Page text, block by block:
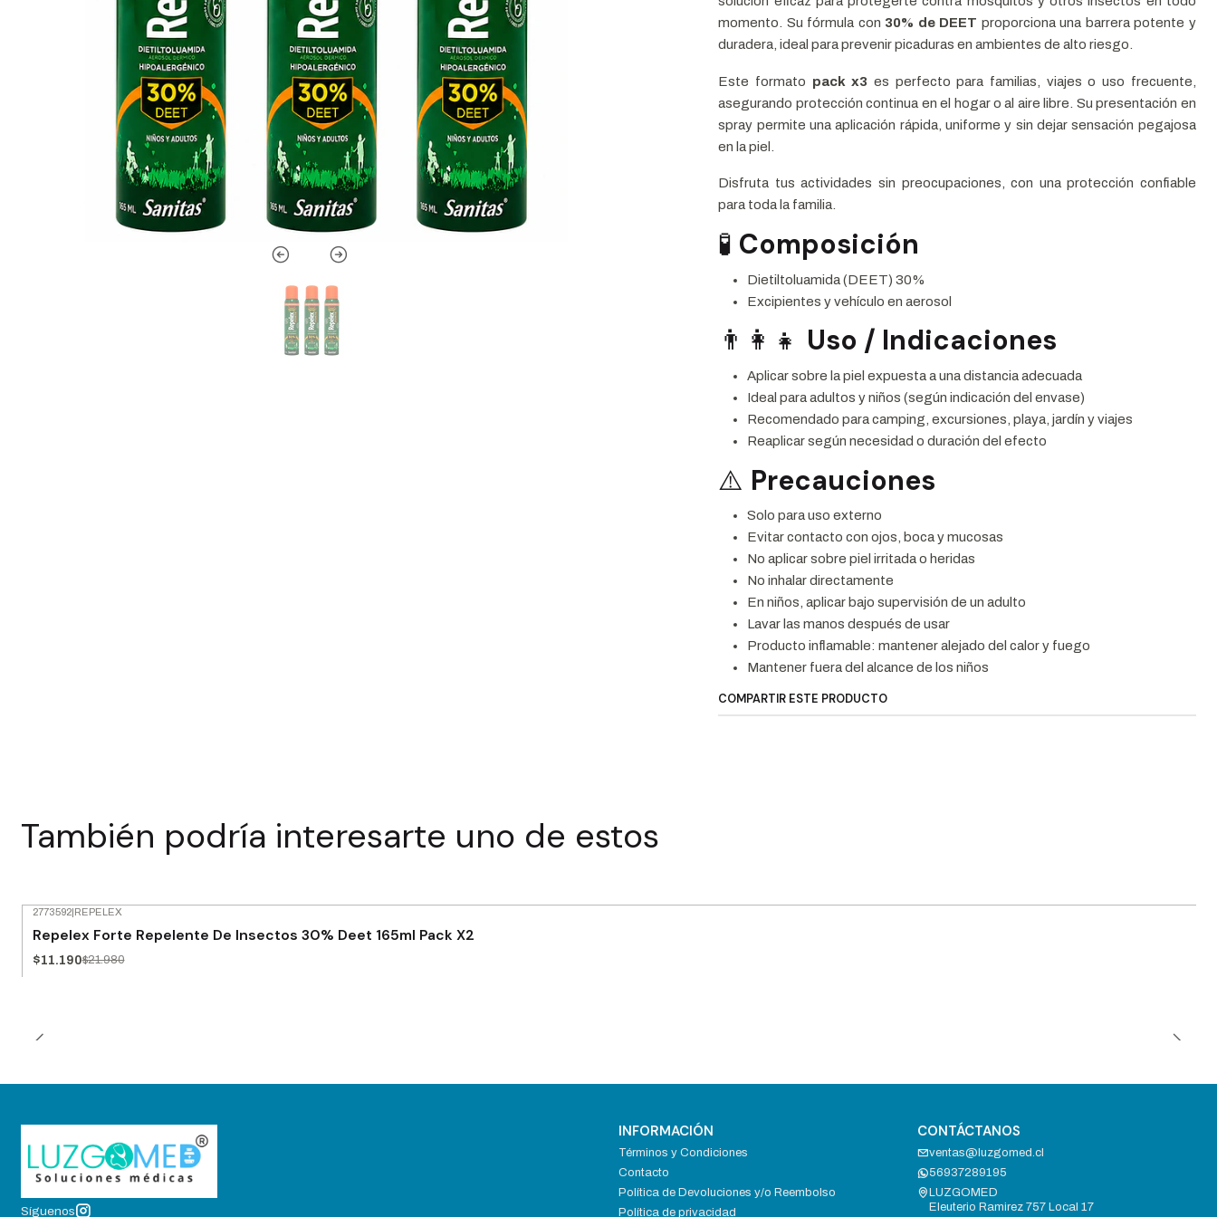
momento. Su fórmula con 30% de DEET proporciona una barrera potente y
duradera, ideal para prevenir picaduras en ambientes de alto riesgo.
Este formato pack x3 es perfecto para familias, viajes o uso frecuente,
asegurando protección continua en el hogar o al aire libre. Su presentación en
spray permite una aplicación rápida, uniforme y sin dejar sensación pegajosa
en la piel.
Disfruta tus actividades sin preocupaciones, con una protección confiable
para toda la familia.
🧪 Composición
Dietiltoluamida (DEET) 30%
Excipientes y vehículo en aerosol
👨‍👩‍👧 Uso / Indicaciones
Aplicar sobre la piel expuesta a una distancia adecuada
Ideal para adultos y niños (según indicación del envase)
Recomendado para camping, excursiones, playa, jardín y viajes
Reaplicar según necesidad o duración del efecto
⚠️ Precauciones
Solo para uso externo
Evitar contacto con ojos, boca y mucosas
No aplicar sobre piel irritada o heridas
No inhalar directamente
En niños, aplicar bajo supervisión de un adulto
Lavar las manos después de usar
Producto inflamable: mantener alejado del calor y fuego
Mantener fuera del alcance de los niños
COMPARTIR ESTE PRODUCTO
También podría interesarte uno de estos
2773592|REPELEX
Repelex Forte Repelente De Insectos 30% Deet 165ml Pack X2
$11.190$21.980
Síguenos
INFORMACIÓN
Términos y Condiciones
Contacto
Política de Devoluciones y/o Reembolso
Política de privacidad
CONTÁCTANOS
ventas@luzgomed.cl
56937289195
LUZGOMED
Eleuterio Ramirez 757 Local 17